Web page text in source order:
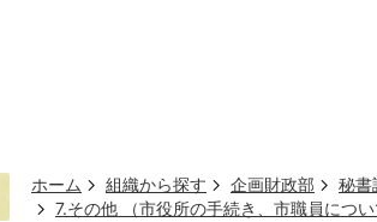
ホーム 組織から探す 企画財政部 秘書
7.その他 （市役所の手続き、市職員につい